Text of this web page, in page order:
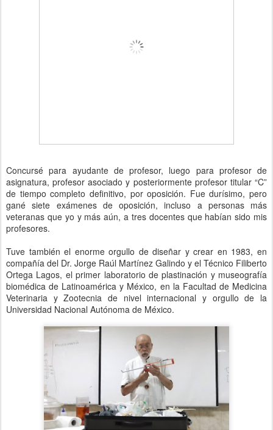
Concursé para ayudante de profesor, luego para profesor de
asignatura, profesor asociado y posteriormente profesor titular “C”
de tiempo completo definitivo, por oposición. Fue durísimo, pero
gané siete exámenes de oposición, incluso a personas más
veteranas que yo y más aún, a tres docentes que habían sido mis
profesores.
Tuve también el enorme orgullo de diseñar y crear en 1983, en
compañía del Dr. Jorge Raúl Martínez Galindo y el Técnico Filiberto
Ortega Lagos, el primer laboratorio de plastinación y museografía
biomédica de Latinoamérica y México, en la Facultad de Medicina
Veterinaria y Zootecnia de nivel internacional y orgullo de la
Universidad Nacional Autónoma de México.